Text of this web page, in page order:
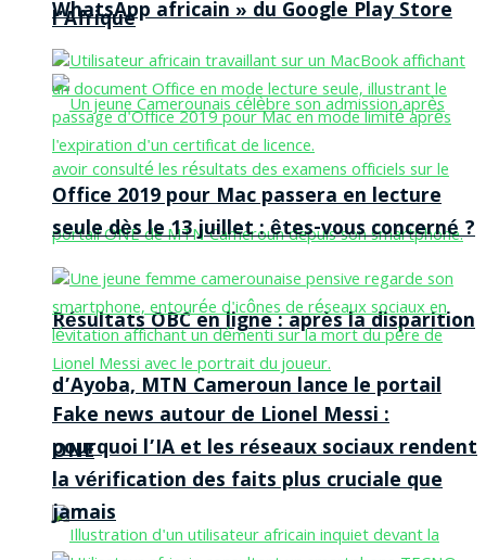
l’Afrique
Résultats OBC en ligne : après la disparition
d’Ayoba, MTN Cameroun lance le portail
ONE
WhatsApp africain » du Google Play Store
Office 2019 pour Mac passera en lecture
seule dès le 13 juillet : êtes-vous concerné ?
Fake news autour de Lionel Messi :
pourquoi l’IA et les réseaux sociaux rendent
la vérification des faits plus cruciale que
jamais